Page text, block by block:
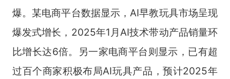
爆。某电商平台数据显示，AI早教玩具市场呈现
爆发式增长，2025年1月AI技术带动产品销量环
比增长达6倍。另一家电商平台则显示，已有超
过百个商家积极布局AI玩具产品，预计2025年